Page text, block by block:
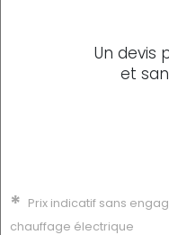
Un devis
et
* Prix indicatif sans
chauffage électrique